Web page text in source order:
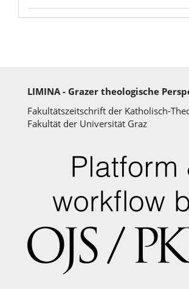
LIMINA - Grazer theologische
Fakultätszeitschrift der Katholisch-
Fakultät der Universität Graz